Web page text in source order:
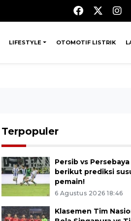
LIFESTYLE OTOMOTIF LISTRIK
Terpopuler
Persib vs
berikut prediksi
pemain!
6 Agustus 2026 18:46
Klasemen Tim